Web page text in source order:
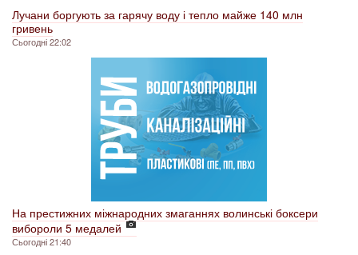
Лучани боргують за гарячу воду і тепло майже 140 млн
гривень
Сьогодні 22:02
На престижних міжнародних змаганнях волинські боксери
вибороли 5 медалей
Сьогодні 21:40